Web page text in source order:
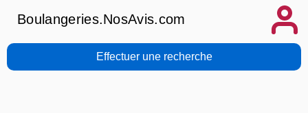
Boulangeries.NosAvis.com
Effectuer une recherche